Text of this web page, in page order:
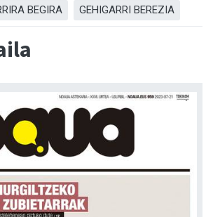
BEGIRA GEHIGARRI BEREZIA